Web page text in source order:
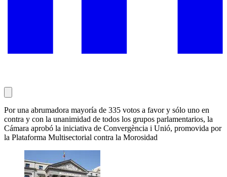
Por una abrumadora mayoría de 335 votos a favor y sólo uno en
contra y con la unanimidad de todos los grupos parlamentarios, la
Cámara aprobó la iniciativa de Convergència i Unió, promovida por
la Plataforma Multisectorial contra la Morosidad